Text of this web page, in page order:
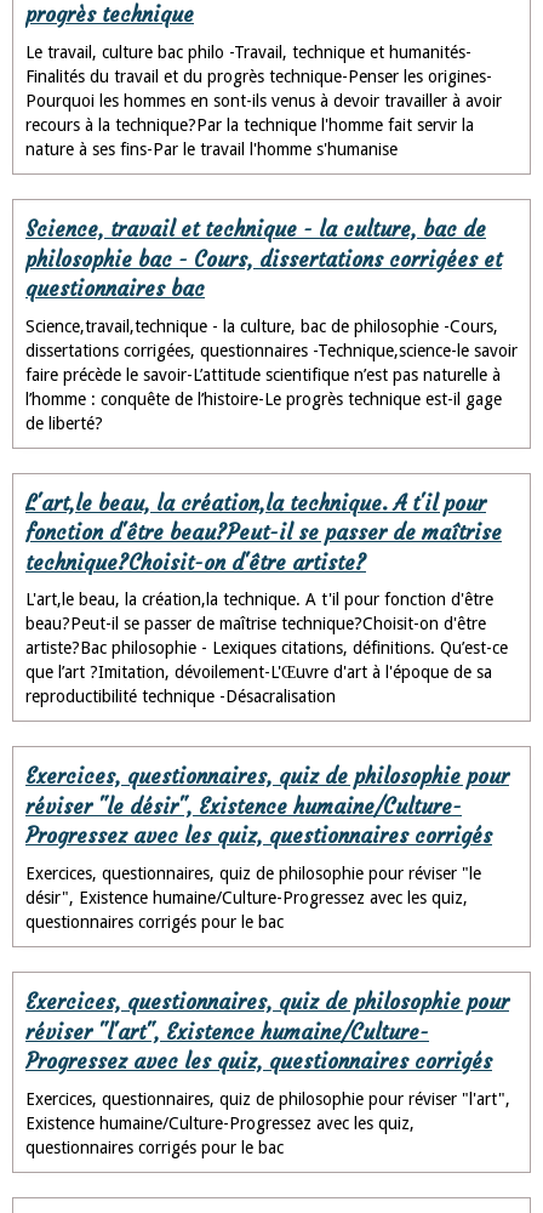
progrès technique
Le travail, culture bac philo -Travail, technique et humanités-
Finalités du travail et du progrès technique-Penser les origines-
Pourquoi les hommes en sont-ils venus à devoir travailler à avoir
recours à la technique?Par la technique l'homme fait servir la
nature à ses fins-Par le travail l'homme s'humanise
Science, travail et technique - la culture, bac de
philosophie bac - Cours, dissertations corrigées et
questionnaires bac
Science,travail,technique - la culture, bac de philosophie -Cours,
dissertations corrigées, questionnaires -Technique,science-le savoir
faire précède le savoir-L’attitude scientifique n’est pas naturelle à
l’homme : conquête de l’histoire-Le progrès technique est-il gage
de liberté?
L'art,le beau, la création,la technique. A t'il pour
fonction d'être beau?Peut-il se passer de maîtrise
technique?Choisit-on d'être artiste?
L'art,le beau, la création,la technique. A t'il pour fonction d'être
beau?Peut-il se passer de maîtrise technique?Choisit-on d'être
artiste?Bac philosophie - Lexiques citations, définitions. Qu’est-ce
que l’art ?Imitation, dévoilement-L'Œuvre d'art à l'époque de sa
reproductibilité technique -Désacralisation
Exercices, questionnaires, quiz de philosophie pour
réviser "le désir", Existence humaine/Culture-
Progressez avec les quiz, questionnaires corrigés
Exercices, questionnaires, quiz de philosophie pour réviser "le
désir", Existence humaine/Culture-Progressez avec les quiz,
questionnaires corrigés pour le bac
Exercices, questionnaires, quiz de philosophie pour
réviser "l'art", Existence humaine/Culture-
Progressez avec les quiz, questionnaires corrigés
Exercices, questionnaires, quiz de philosophie pour réviser "l'art",
Existence humaine/Culture-Progressez avec les quiz,
questionnaires corrigés pour le bac